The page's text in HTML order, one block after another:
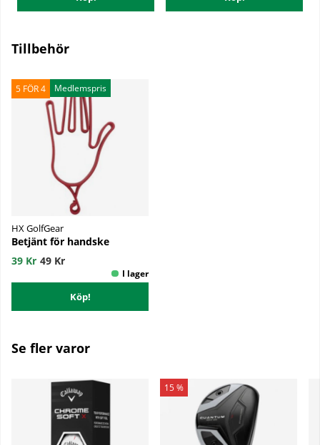
Tillbehör
5 FÖR 4 Medlemspris
HX GolfGear
Betjänt för handske
39 Kr 49 Kr
Köp!
Se fler varor
15 %